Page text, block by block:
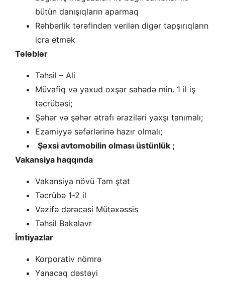
bütün danışıqların aparmaq
Rəhbərlik tərəfindən verilən digər tapşırıqların
icra etmək
Tələblər
Təhsil – Ali
Müvafiq və yaxud oxşar sahədə min. 1 il iş
təcrübəsi;
Şəhər və şəhər ətrafı əraziləri yaxşı tanımalı;
Ezamiyyə səfərlərinə hazır olmalı;
Şəxsi avtomobilin olması üstünlük ;
Vakansiya haqqında
Vakansiya növü Tam ştat
Təcrübə 1-2 il
Vəzifə dərəcəsi Mütəxəssis
Təhsil Bakalavr
İmtiyazlar
Korporativ nömrə
Yanacaq dəstəyi